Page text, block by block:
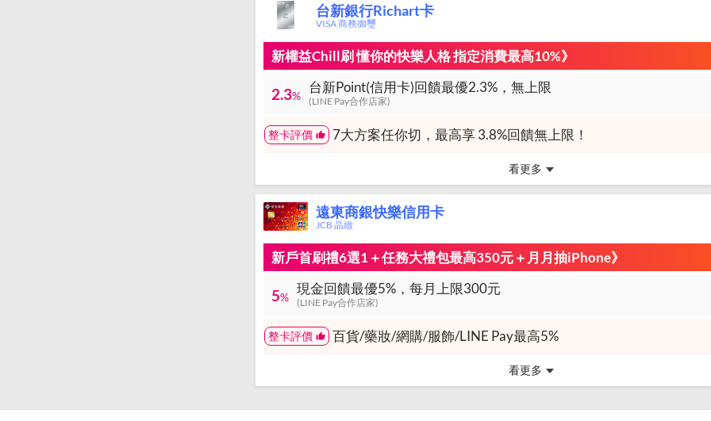
台新銀行Richart卡
VISA 商務御璽
新權益Chill刷 懂你的快樂人格 指定消費最高10%》
2.3% 台新Point(信用卡)回饋最優2.3%，無上限
(LINE Pay合作店家)
整卡評價 7大方案任你切，最高享 3.8%回饋無上限！
看更多
遠東商銀快樂信用卡
JCB 晶緻
新戶首刷禮6選1＋任務大禮包最高350元＋月月抽iPhone》
5% 現金回饋最優5%，每月上限300元
(LINE Pay合作店家)
整卡評價 百貨/藥妝/網購/服飾/LINE Pay最高5%
看更多